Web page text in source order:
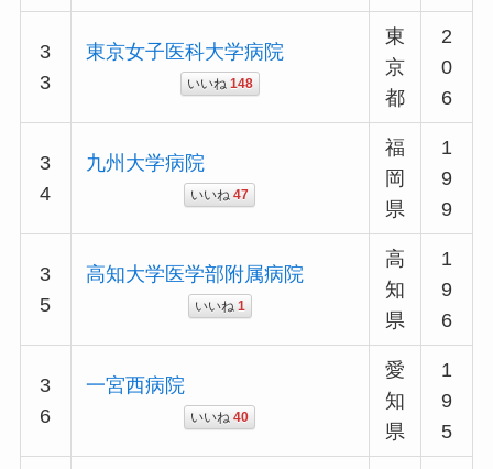
3
3
東京女子医科大学病院
いいね 148
東
京
都
2
0
6
3
4
九州大学病院
いいね47
福
岡
県
1
9
9
3
5
高知大学医学部附属病院
いいね 1
高
知
県
1
9
6
3
6
一宮西病院
いいね40
愛
知
県
1
9
5